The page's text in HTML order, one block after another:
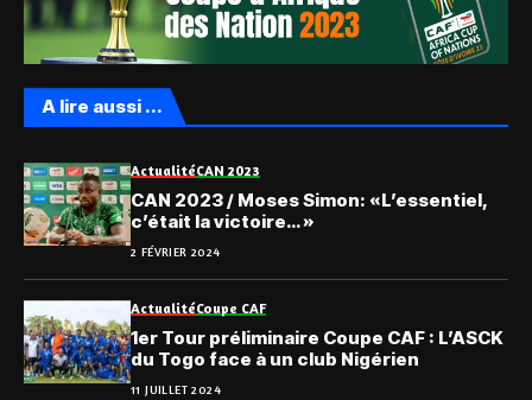
A lire aussi ...
ActualitéCAN 2023
CAN 2023 / Moses Simon: «L’essentiel,
c’était la victoire… »
2 FÉVRIER 2024
ActualitéCoupe CAF
1er Tour préliminaire Coupe CAF : L’ASCK
du Togo face à un club Nigérien
11 JUILLET 2024